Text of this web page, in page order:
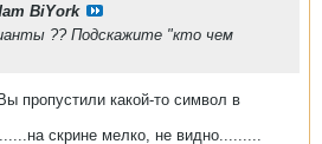
BiYork
?? Подскажите "кто чем
пропустили какой-то символ в
скрине мелко, не видно.........